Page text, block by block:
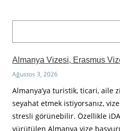
Almanya Vizesi, Erasmus
Ağustos 3, 2026
Almanya’ya turistik, ticari, aile
seyahat etmek istiyorsanız,
stresli görünebilir. Özellikle
yürütülen Almanya vize